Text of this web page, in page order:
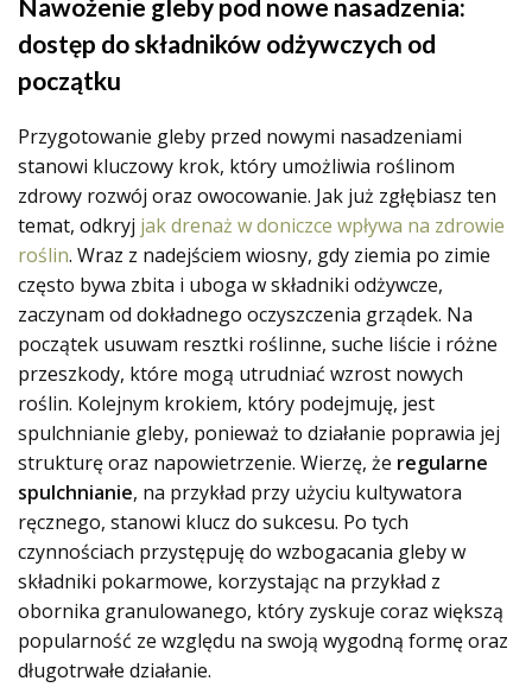
Nawożenie gleby pod nowe nasadzenia:
dostęp do składników odżywczych od
początku
Przygotowanie gleby przed nowymi nasadzeniami
stanowi kluczowy krok, który umożliwia roślinom
zdrowy rozwój oraz owocowanie. Jak już zgłębiasz ten
temat, odkryj jak drenaż w doniczce wpływa na zdrowie
roślin. Wraz z nadejściem wiosny, gdy ziemia po zimie
często bywa zbita i uboga w składniki odżywcze,
zaczynam od dokładnego oczyszczenia grządek. Na
początek usuwam resztki roślinne, suche liście i różne
przeszkody, które mogą utrudniać wzrost nowych
roślin. Kolejnym krokiem, który podejmuję, jest
spulchnianie gleby, ponieważ to działanie poprawia jej
strukturę oraz napowietrzenie. Wierzę, że regularne
spulchnianie, na przykład przy użyciu kultywatora
ręcznego, stanowi klucz do sukcesu. Po tych
czynnościach przystępuję do wzbogacania gleby w
składniki pokarmowe, korzystając na przykład z
obornika granulowanego, który zyskuje coraz większą
popularność ze względu na swoją wygodną formę oraz
długotrwałe działanie.